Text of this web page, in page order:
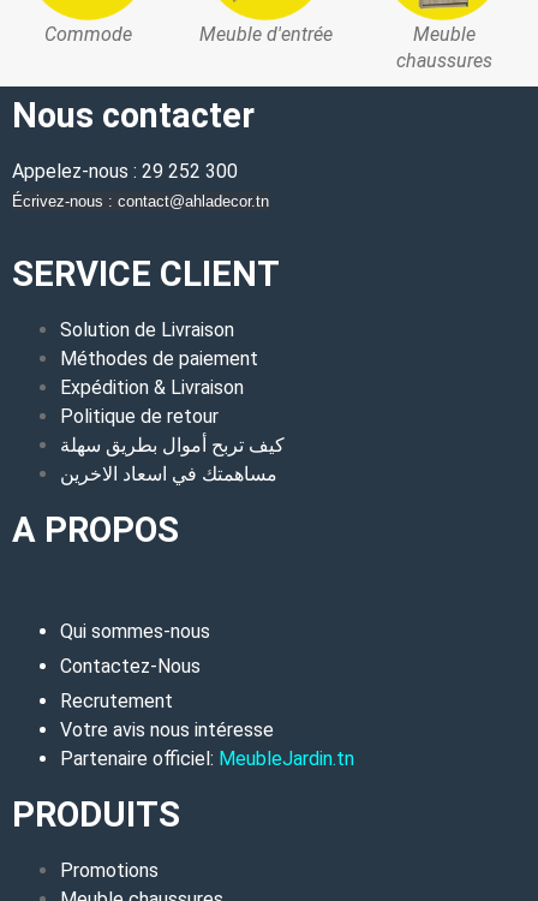
Commode Meuble d'entrée
Meuble
chaussures
Nous contacter
Appelez-nous : 29 252 300
Écrivez-nous : contact@ahladecor.tn
SERVICE CLIENT
Solution de Livraison
Méthodes de paiement
Expédition & Livraison
Politique de retour
كيف تربح أموال بطريق سهلة
مساهمتك في اسعاد الاخرين
A PROPOS
Qui sommes-nous
Contactez-Nous
Recrutement
Votre avis nous intéresse
Partenaire officiel: MeubleJardin.tn
PRODUITS
Promotions